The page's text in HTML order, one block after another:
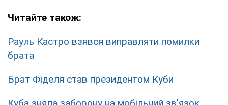
Читайте також:
Рауль Кастро взявся виправляти помилки
брата
Брат Фіделя став президентом Куби